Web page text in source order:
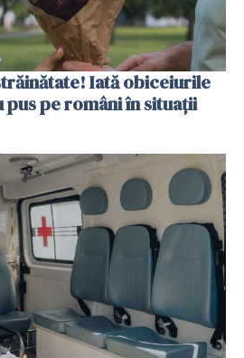
Iată obiceiurile
pe români în situații